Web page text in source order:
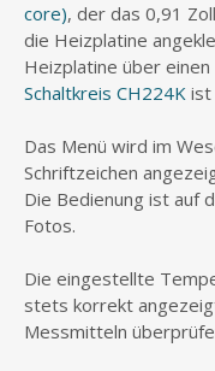
core), der das 0,91
die Heizplatine
Heizplatine über
Schaltkreis CH224K ist
Das Menü wird im
Schriftzeichen
Die Bedienung ist auf
Fotos.
Die eingestellte
stets korrekt
Messmitteln